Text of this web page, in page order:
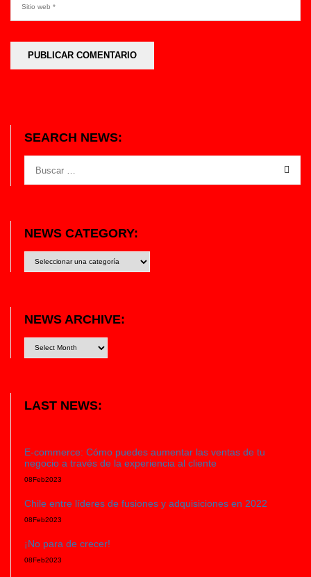
SEARCH NEWS:
NEWS CATEGORY:
category:
NEWS ARCHIVE:
LAST NEWS:
E-commerce: Cómo puedes aumentar las ventas de tu
negocio a través de la experiencia al cliente
08Feb2023
Chile entre líderes de fusiones y adquisiciones en 2022
08Feb2023
¡No para de crecer!
08Feb2023